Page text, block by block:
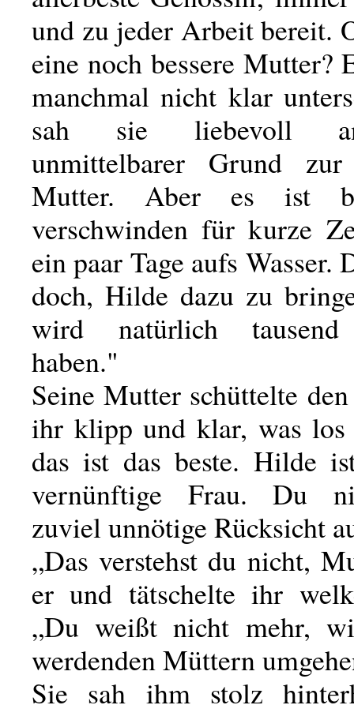
und zu jeder Arbeit bereit.
eine noch bessere Mutter?
manchmal nicht klar
sah sie liebevoll
unmittelbarer Grund zur
Mutter. Aber es ist
verschwinden für kurze
ein paar Tage aufs
doch, Hilde dazu zu
wird natürlich tausend
haben."
Seine Mutter schüttelte
ihr klipp und klar, was los
das ist das beste. Hilde
vernünftige Frau. Du
zuviel unnötige Rücksicht
„Das verstehst du nicht,
er und tätschelte ihr
„Du weißt nicht mehr,
werdenden Müttern
Sie sah ihm stolz